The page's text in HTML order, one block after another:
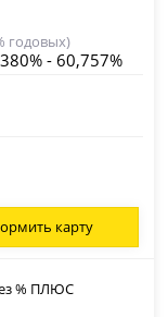
годовых)
- 60,757%
карту